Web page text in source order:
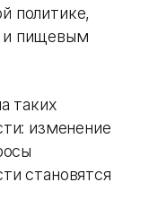
политике,
и пищевым
таких
изменение
становятся